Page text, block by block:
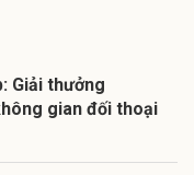
Giải thưởng
gian đối thoại